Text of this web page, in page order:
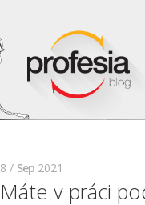
8 / Sep 2021
Máte v práci